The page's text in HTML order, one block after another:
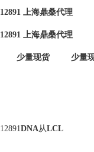
上海鼎桑代理
上海鼎桑代理
少量现货 少量
DNA从LCL